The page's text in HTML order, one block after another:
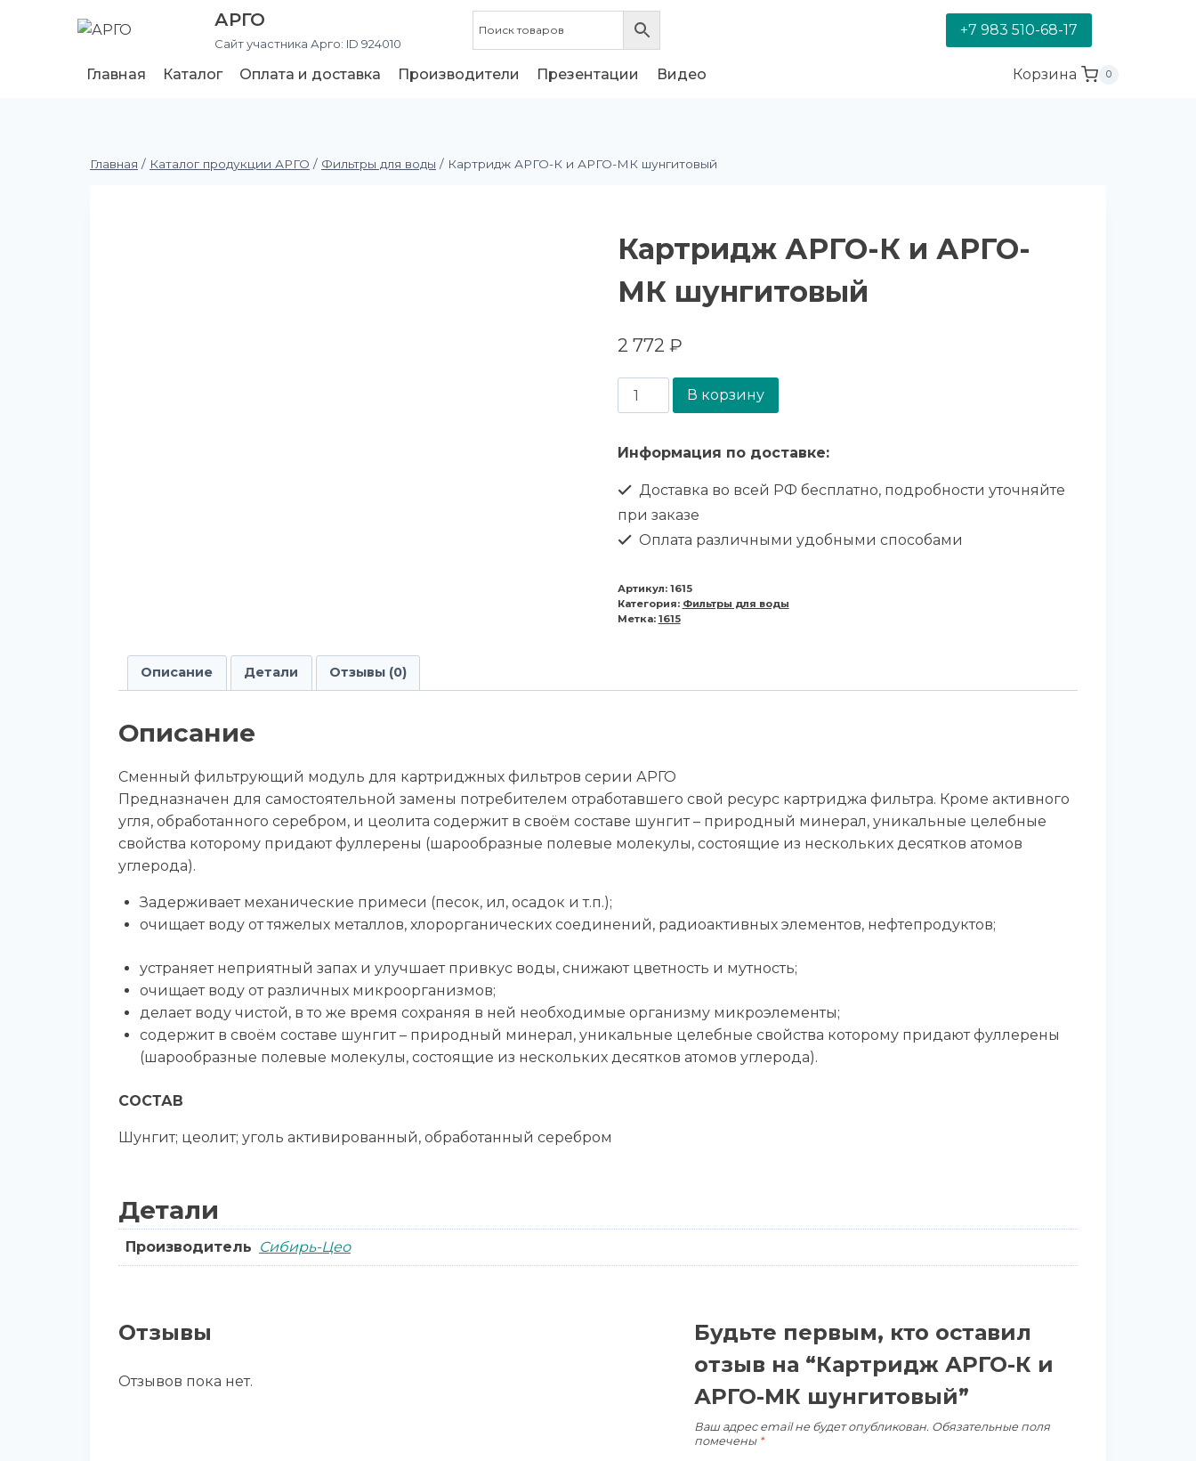
АРГО
Сайт участника Арго: ID 924010
+7 983 510-68-17
Главная Каталог Оплата и доставка Производители Презентации Видео Корзина 0
Главная / Каталог продукции АРГО / Фильтры для воды / Картридж АРГО-К и АРГО-МК шунгитовый
Картридж АРГО-К и АРГО-
МК шунгитовый
2 772 ₽
В корзину
Информация по доставке:
Доставка во всей РФ бесплатно, подробности уточняйте
при заказе
Оплата различными удобными способами
Артикул: 1615
Категория: Фильтры для воды
Метка: 1615
Описание Детали Отзывы (0)
Описание
Сменный фильтрующий модуль для картриджных фильтров серии АРГО
Предназначен для самостоятельной замены потребителем отработавшего свой ресурс картриджа фильтра. Кроме активного
угля, обработанного серебром, и цеолита содержит в своём составе шунгит – природный минерал, уникальные целебные
свойства которому придают фуллерены (шарообразные полевые молекулы, состоящие из нескольких десятков атомов
углерода).
Задерживает механические примеси (песок, ил, осадок и т.п.);
очищает воду от тяжелых металлов, хлорорганических соединений, радиоактивных элементов, нефтепродуктов;
устраняет неприятный запах и улучшает привкус воды, снижают цветность и мутность;
очищает воду от различных микроорганизмов;
делает воду чистой, в то же время сохраняя в ней необходимые организму микроэлементы;
содержит в своём составе шунгит – природный минерал, уникальные целебные свойства которому придают фуллерены
(шарообразные полевые молекулы, состоящие из нескольких десятков атомов углерода).
СОСТАВ
Шунгит; цеолит; уголь активированный, обработанный серебром
Детали
Производитель Сибирь-Цео
Отзывы
Отзывов пока нет.
Будьте первым, кто оставил
отзыв на “Картридж АРГО-К и
АРГО-МК шунгитовый”
Ваш адрес email не будет опубликован. Обязательные поля
помечены *